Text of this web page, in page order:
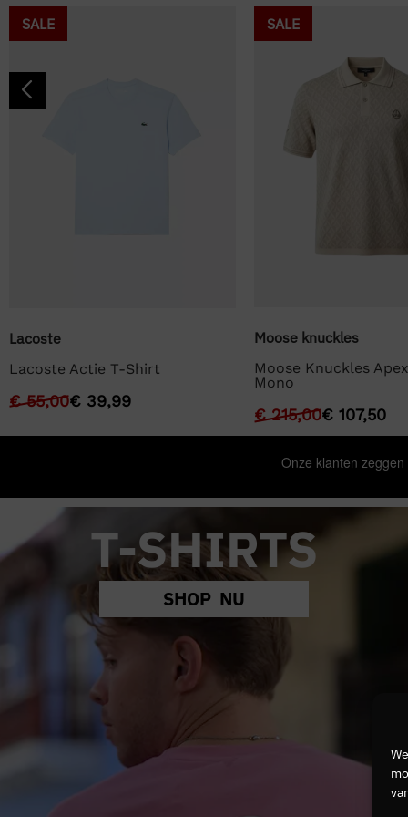
SALE
Lacoste
Lacoste Actie T-Shirt
€55,00€39,99
SALE
Moose knuckles
Moose Knuckles
Mono
€215,00€107,50
T-SHIRTS
SHOP NU